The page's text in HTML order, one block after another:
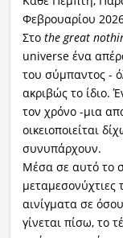
Φεβρουαρίου
Στο the great
universe ένα
του σύμπαντος -
ακριβώς το ίδιο.
τον χρόνο -μια
οικειοποιείται
συνυπάρχουν.
Μέσα σε αυτό το
μεταμεσονύχτιες
αινίγματα σε
γίνεται πίσω, το